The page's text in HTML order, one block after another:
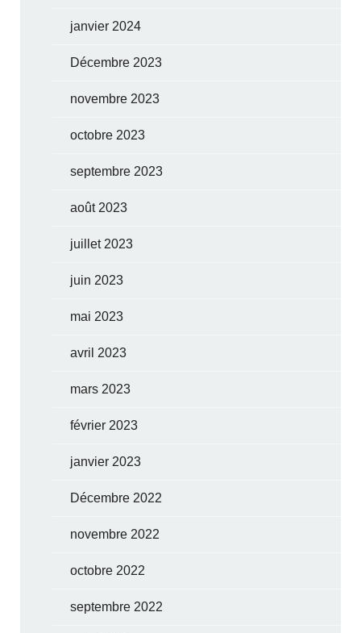
janvier 2024
Décembre 2023
novembre 2023
octobre 2023
septembre 2023
août 2023
juillet 2023
juin 2023
mai 2023
avril 2023
mars 2023
février 2023
janvier 2023
Décembre 2022
novembre 2022
octobre 2022
septembre 2022